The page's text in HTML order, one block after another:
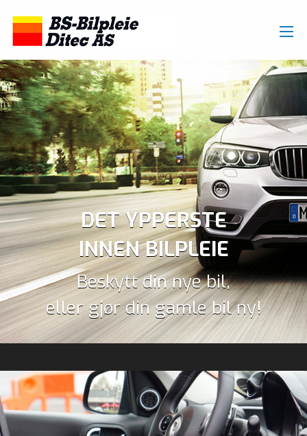
DET YPPERSTE
INNEN BILPLEIE
Beskytt din nye bil,
eller gjør din gamle bil ny!